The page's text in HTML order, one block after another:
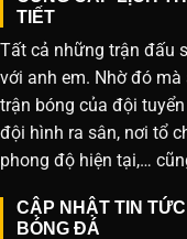
TIẾT
Tất cả những trận đấu
với anh em. Nhờ đó
trận bóng của đội
đội hình ra sân, nơi tổ
phong độ hiện tại,…
CẬP NHẬT TIN
BÓNG ĐÁ